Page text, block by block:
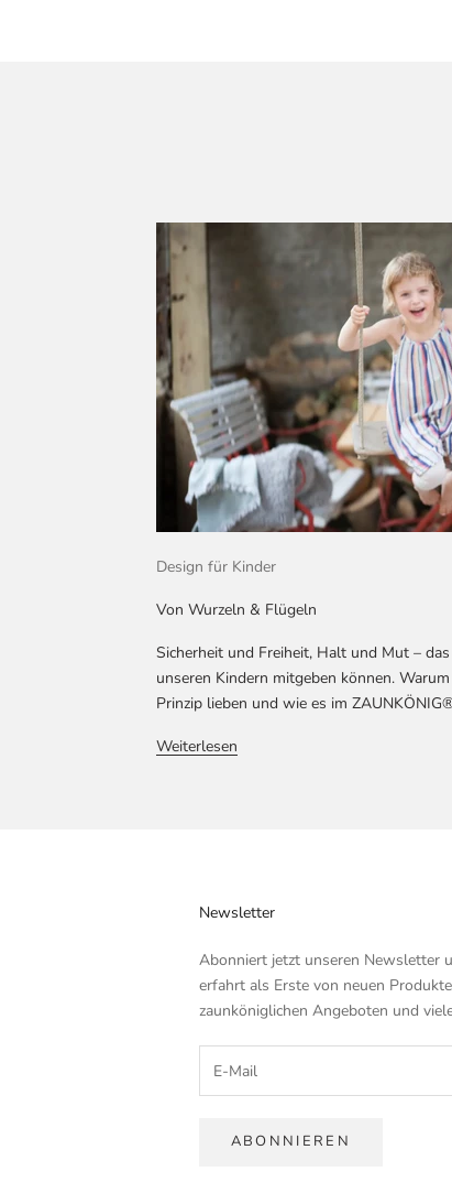
Design für Kinder
Von Wurzeln & Flügeln
Sicherheit und Freiheit, Halt und Mut –
unseren Kindern mitgeben können.
Prinzip lieben und wie es im
Weiterlesen
Newsletter
Abonniert jetzt unseren Newsletter
erfahrt als Erste von neuen
zaunköniglichen Angeboten und
ABONNIEREN